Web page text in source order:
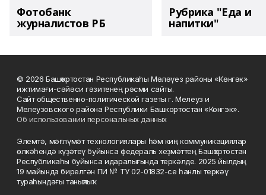
Фотобанк
журналистов РБ
Рубрика "Еда и
напитки"
© 2026 Башҡортостан Республикаһы Мәләүез районы «Көнгәк»
ижтимағи-сәйәси гәзитенең рәсми сайты.
Сайт общественно-политической газеты г. Мелеуз и
Мелеузовского района Республики Башкортостан «Конгэк».
Об использовании персональных данных
Элемтә, мәғлүмәт технологиялары һәм киң коммуникациялар
өлкәһендә күҙәтеү буйынса федераль хеҙмәттең Башҡортостан
Республикаһы буйынса идаралығында теркәлде. 2025 йылдың
19 майында бирелгән ПИ № ТУ 02-01832-се һанлы теркәү
тураһындағы таныҡлыҡ.